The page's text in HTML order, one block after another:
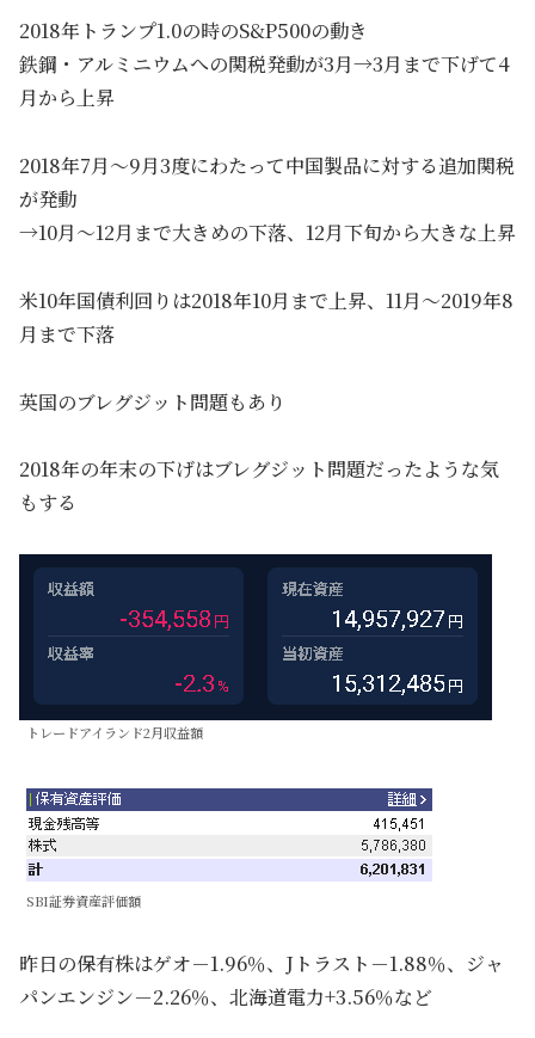
2018年トランプ1.0の時のS&P500の動き
鉄鋼・アルミニウムへの関税発動が3月→3月まで下げて4
月から上昇
2018年7月～9月3度にわたって中国製品に対する追加関税
が発動
→10月～12月まで大きめの下落、12月下旬から大きな上昇
米10年国債利回りは2018年10月まで上昇、11月～2019年8
月まで下落
英国のブレグジット問題もあり
2018年の年末の下げはブレグジット問題だったような気
もする
トレードアイランド2月収益額
SBI証券資産評価額
昨日の保有株はゲオ－1.96％、Jトラスト－1.88％、ジャ
パンエンジン－2.26％、北海道電力+3.56％など